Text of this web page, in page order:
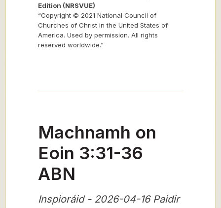
Edition (NRSVUE)
“Copyright © 2021 National Council of
Churches of Christ in the United States of
America. Used by permission. All rights
reserved worldwide.”
Machnamh on
Eoin 3:31-36
ABN
Inspioráid - 2026-04-16 Paidir